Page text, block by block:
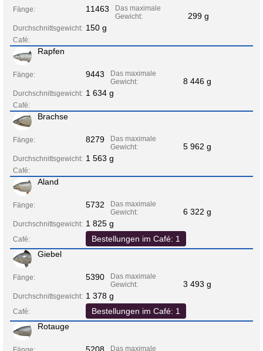
Fänge: 11463
Das maximale
Gewicht:
299 g
Durchschnittsgewicht: 150 g
Café:
Rapfen
Fänge: 9443
Das maximale
Gewicht:
8 446 g
Durchschnittsgewicht: 1 634 g
Café:
Brachse
Fänge: 8279
Das maximale
Gewicht:
5 962 g
Durchschnittsgewicht: 1 563 g
Café:
Aland
Fänge: 5732
Das maximale
Gewicht:
6 322 g
Durchschnittsgewicht: 1 825 g
Café:
Bestellungen im Café: 1
Giebel
Fänge: 5390
Das maximale
Gewicht:
3 493 g
Durchschnittsgewicht: 1 378 g
Café:
Bestellungen im Café: 1
Rotauge
5208 Das maximale